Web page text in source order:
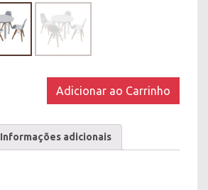
Adicionar ao Carrinho
Informações adicionais